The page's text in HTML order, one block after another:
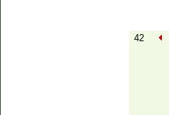
42